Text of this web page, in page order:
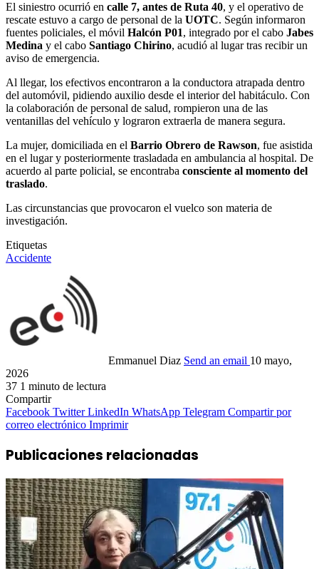
El siniestro ocurrió en calle 7, antes de Ruta 40, y el operativo de
rescate estuvo a cargo de personal de la UOTC. Según informaron
fuentes policiales, el móvil Halcón P01, integrado por el cabo Jabes
Medina y el cabo Santiago Chirino, acudió al lugar tras recibir un
aviso de emergencia.
Al llegar, los efectivos encontraron a la conductora atrapada dentro
del automóvil, pidiendo auxilio desde el interior del habitáculo. Con
la colaboración de personal de salud, rompieron una de las
ventanillas del vehículo y lograron extraerla de manera segura.
La mujer, domiciliada en el Barrio Obrero de Rawson, fue asistida
en el lugar y posteriormente trasladada en ambulancia al hospital. De
acuerdo al parte policial, se encontraba consciente al momento del
traslado.
Las circunstancias que provocaron el vuelco son materia de
investigación.
Etiquetas
Accidente
Emmanuel Diaz Send an email 10 mayo,
2026
37 1 minuto de lectura
Compartir
Facebook Twitter LinkedIn WhatsApp Telegram Compartir por
correo electrónico Imprimir
Publicaciones relacionadas